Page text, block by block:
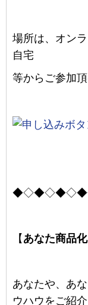
場所は、 オン
自宅
等からご参加頂
【 あなた商品
あなたや、あ
ウハウをご紹介